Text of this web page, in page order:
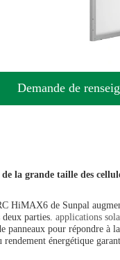
Demande de
la grande taille des
HiMAX6 de Sunpal
parties. applications
pour répondre à
énergétique